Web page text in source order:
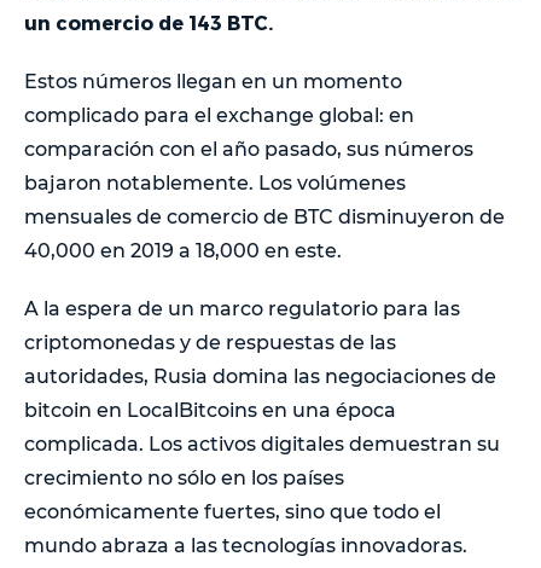
un comercio de 143 BTC.
Estos números llegan en un momento
complicado para el exchange global: en
comparación con el año pasado, sus números
bajaron notablemente. Los volúmenes
mensuales de comercio de BTC disminuyeron de
40,000 en 2019 a 18,000 en este.
A la espera de un marco regulatorio para las
criptomonedas y de respuestas de las
autoridades, Rusia domina las negociaciones de
bitcoin en LocalBitcoins en una época
complicada. Los activos digitales demuestran su
crecimiento no sólo en los países
económicamente fuertes, sino que todo el
mundo abraza a las tecnologías innovadoras.